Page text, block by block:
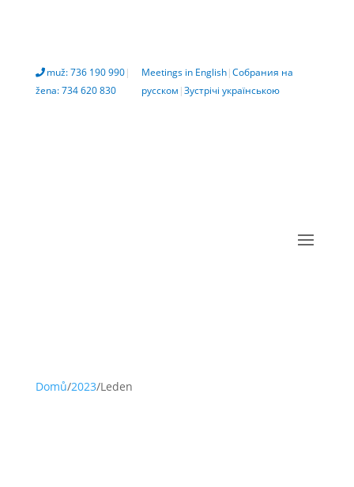
muž: 736 190 990|
žena: 734 620 830
Meetings in English|Собрания на
русском |Зустрічі українською
Domů/2023/Leden